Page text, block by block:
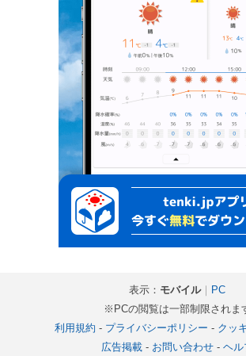
表示： モバイル｜ PC
※PCの閲覧は一部制限されま
利用規約 - プライバシーポリシー - クッ
広告掲載- お問い合わせ- ヘル